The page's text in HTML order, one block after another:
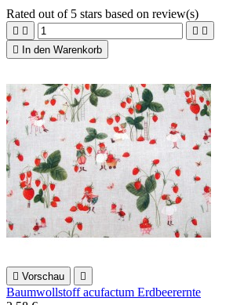
Rated out of 5 stars based on review(s)
   

In den Warenkorb
 Vorschau 
Baumwollstoff acufactum Erdbeerernte